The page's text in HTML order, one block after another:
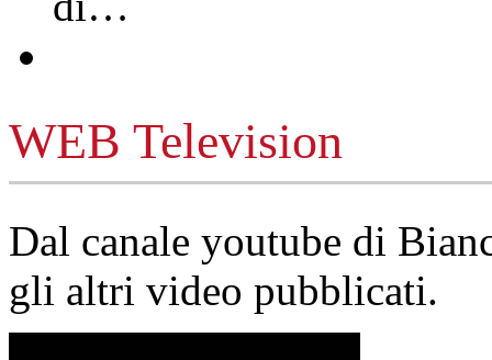
WEB Television
Dal canale youtube di
gli altri video pubblicati.